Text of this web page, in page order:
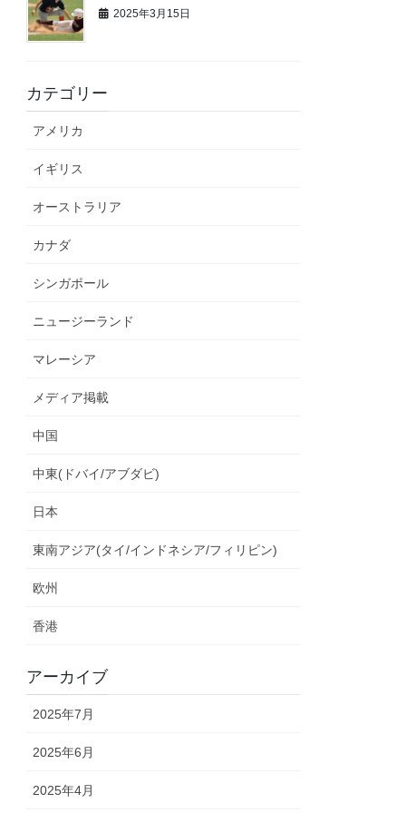
2025年3月15日
カテゴリー
アメリカ
イギリス
オーストラリア
カナダ
シンガポール
ニュージーランド
マレーシア
メディア掲載
中国
中東(ドバイ/アブダビ)
日本
東南アジア(タイ/インドネシア/フィリピン)
欧州
香港
アーカイブ
2025年7月
2025年6月
2025年4月